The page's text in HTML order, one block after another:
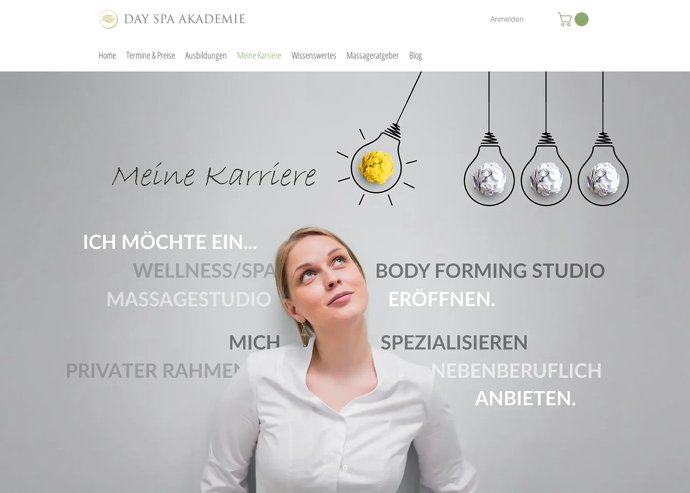
Anmelden
Home Termine & Preise Ausbildungen Meine Karriere Wissenswertes Massageratgeber Blog